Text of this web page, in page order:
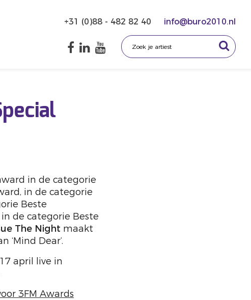
+31 (0)88 - 482 82 40 info@buro2010.nl
in de categorie
in de categorie
Beste
de categorie Beste
The Night maakt
‘Mind Dear’.
april live in
3FM Awards